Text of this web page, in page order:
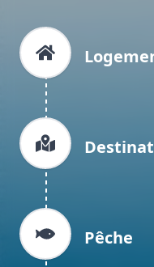
Pêche